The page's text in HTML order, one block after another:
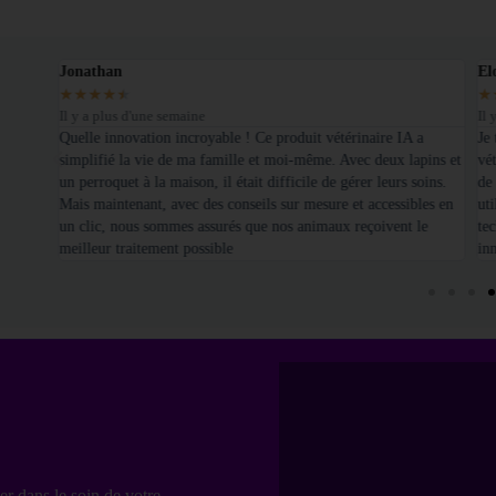
Jonathan
★ ★ ★ ★ ★
Il y a plus d'une semaine
Quelle innovation incroyable ! Ce produit vétérinaire IA a
simplifié la vie de ma famille et moi-même. Avec deux lapins et
un perroquet à la maison, il était difficile de gérer leurs soins.
Mais maintenant, avec des conseils sur mesure et accessibles en
un clic, nous sommes assurés que nos animaux reçoivent le
meilleur traitement possible
★
Il